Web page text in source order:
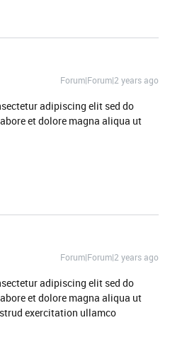
Forum|Forum|2 years ago
adipiscing elit sed do
et dolore magna aliqua ut
Forum|Forum|2 years ago
adipiscing elit sed do
et dolore magna aliqua ut
exercitation ullamco